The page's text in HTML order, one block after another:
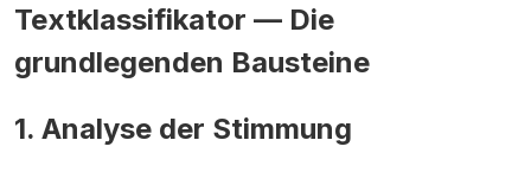
Textklassifikator — Die
grundlegenden Bausteine
1. Analyse der Stimmung